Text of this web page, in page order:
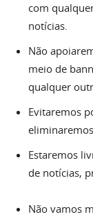
com
notícias.
Não
meio de
qualquer
Evitaremos
Estaremos
de notícias,
Não vamos